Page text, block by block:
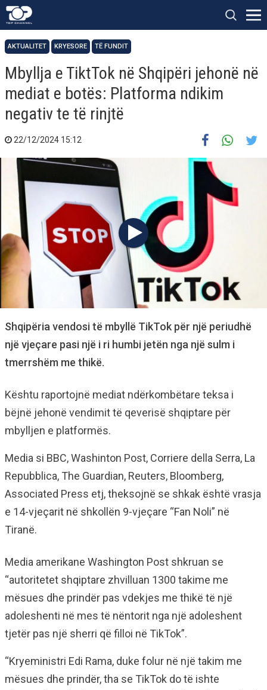
AKTUALITET KRYESORE TË FUNDIT
Mbyllja e TiktTok në Shqipëri jehonë në
mediat e botës: Platforma ndikim
negativ te të rinjtë
22/12/2024 15:12
Shqipëria vendosi të mbyllë TikTok për një periudhë
një vjeçare pasi një i ri humbi jetën nga një sulm i
tmerrshëm me thikë.
Kështu raportojnë mediat ndërkombëtare teksa i
bëjnë jehonë vendimit të qeverisë shqiptare për
mbylljen e platformës.
Media si BBC, Washinton Post, Corriere della Serra, La
Repubblica, The Guardian, Reuters, Bloomberg,
Associated Press etj, theksojnë se shkak është vrasja
e 14-vjeçarit në shkollën 9-vjeçare “Fan Noli” në
Tiranë.
Media amerikane Washington Post shkruan se
“autoritetet shqiptare zhvilluan 1300 takime me
mësues dhe prindër pas vdekjes me thikë të një
adoleshenti në mes të nëntorit nga një adoleshent
tjetër pas një sherri që filloi në TikTok”.
“Kryeministri Edi Rama, duke folur në një takim me
mësues dhe prindër, tha se TikTok do të ishte